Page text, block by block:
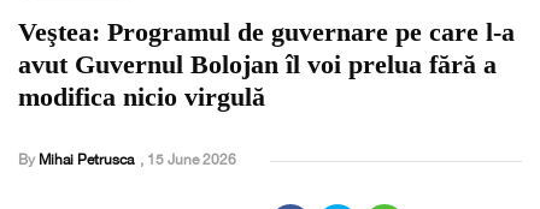
Veştea: Programul de guvernare pe care l-a
avut Guvernul Bolojan îl voi prelua fără a
modifica nicio virgulă
By Mihai Petrusca , 15 June 2026